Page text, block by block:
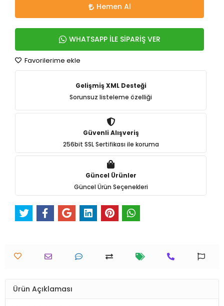
Hemen Al
WHATSAPP İLE SİPARİŞ VER
Favorilerime ekle
Gelişmiş XML Desteği
Sorunsuz listeleme özelliği
Güvenli Alışveriş
256bit SSL Sertifikası ile koruma
Güncel Ürünler
Güncel Ürün Seçenekleri
Ürün Açıklaması